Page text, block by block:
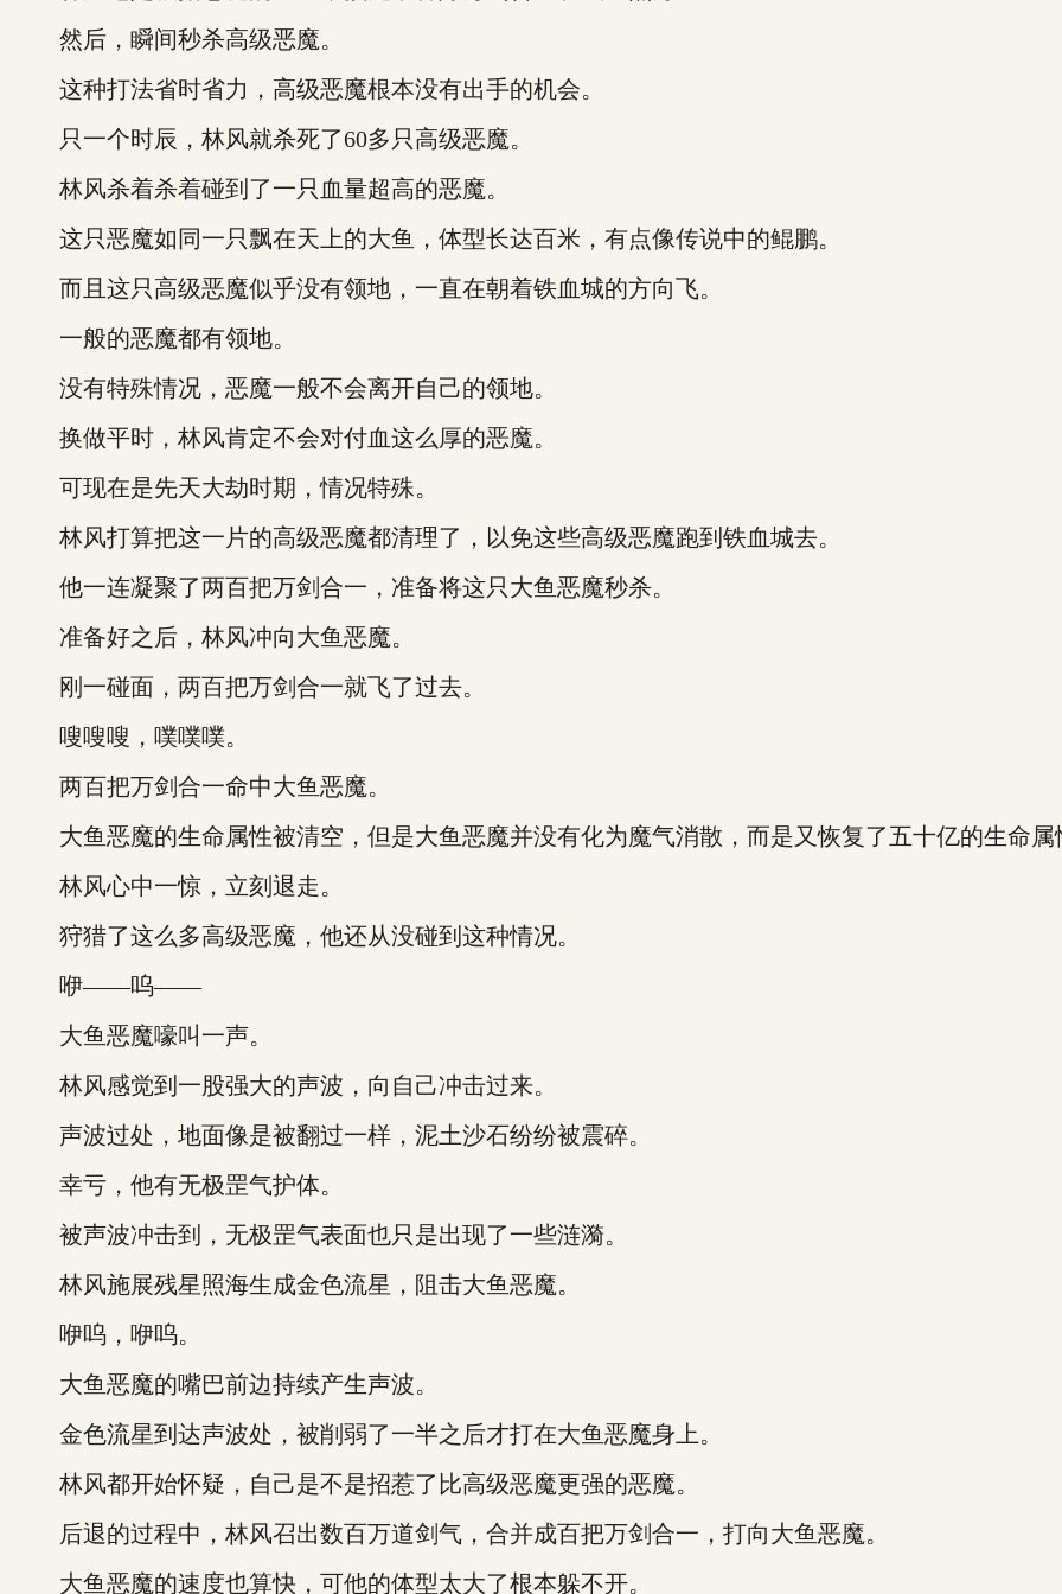
然后，瞬间秒杀高级恶魔。
这种打法省时省力，高级恶魔根本没有出手的机会。
只一个时辰，林风就杀死了60多只高级恶魔。
林风杀着杀着碰到了一只血量超高的恶魔。
这只恶魔如同一只飘在天上的大鱼，体型长达百米，有点像传说中的鲲鹏。
而且这只高级恶魔似乎没有领地，一直在朝着铁血城的方向飞。
一般的恶魔都有领地。
没有特殊情况，恶魔一般不会离开自己的领地。
换做平时，林风肯定不会对付血这么厚的恶魔。
可现在是先天大劫时期，情况特殊。
林风打算把这一片的高级恶魔都清理了，以免这些高级恶魔跑到铁血城去。
他一连凝聚了两百把万剑合一，准备将这只大鱼恶魔秒杀。
准备好之后，林风冲向大鱼恶魔。
刚一碰面，两百把万剑合一就飞了过去。
嗖嗖嗖，噗噗噗。
两百把万剑合一命中大鱼恶魔。
大鱼恶魔的生命属性被清空，但是大鱼恶魔并没有化为魔气消散，而是又恢复了五十亿的生命属
林风心中一惊，立刻退走。
狩猎了这么多高级恶魔，他还从没碰到这种情况。
咿——呜——
大鱼恶魔嚎叫一声。
林风感觉到一股强大的声波，向自己冲击过来。
声波过处，地面像是被翻过一样，泥土沙石纷纷被震碎。
幸亏，他有无极罡气护体。
被声波冲击到，无极罡气表面也只是出现了一些涟漪。
林风施展残星照海生成金色流星，阻击大鱼恶魔。
咿呜，咿呜。
大鱼恶魔的嘴巴前边持续产生声波。
金色流星到达声波处，被削弱了一半之后才打在大鱼恶魔身上。
林风都开始怀疑，自己是不是招惹了比高级恶魔更强的恶魔。
后退的过程中，林风召出数百万道剑气，合并成百把万剑合一，打向大鱼恶魔。
大鱼恶魔的速度也算快，可他的体型太大了根本躲不开。